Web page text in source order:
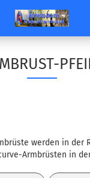
werden in der
Armbrüsten in